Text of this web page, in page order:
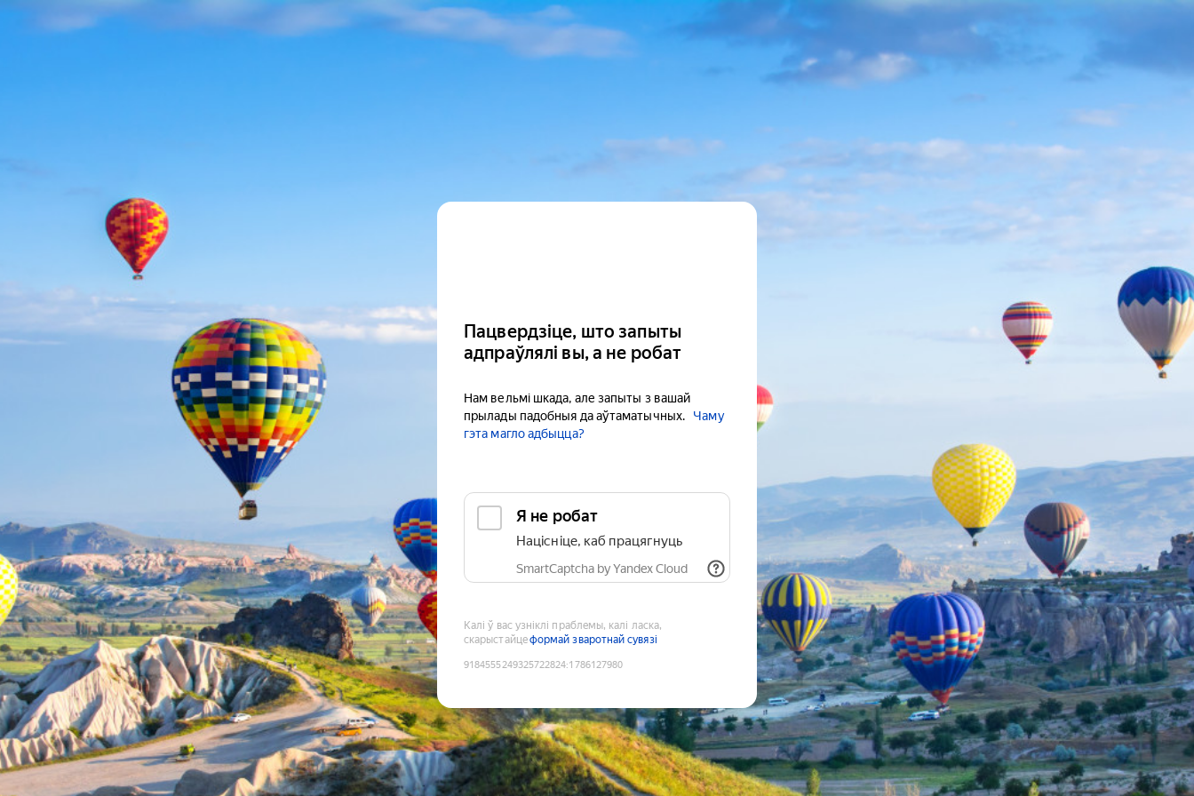
Пацвердзіце, што запыты
адпраўлялі вы, а не робат
Нам вельмі шкада, але запыты з вашай
прылады падобныя да аўтаматычных.
Чаму
гэта магло адбыцца?
Я не робат
Націсніце, каб працягнуць
SmartCaptcha by Yandex Cloud
Калі ў вас узніклі праблемы, калі ласка,
скарыстайцеформай зваротнай сувязі
9184555249325722824:1786127980